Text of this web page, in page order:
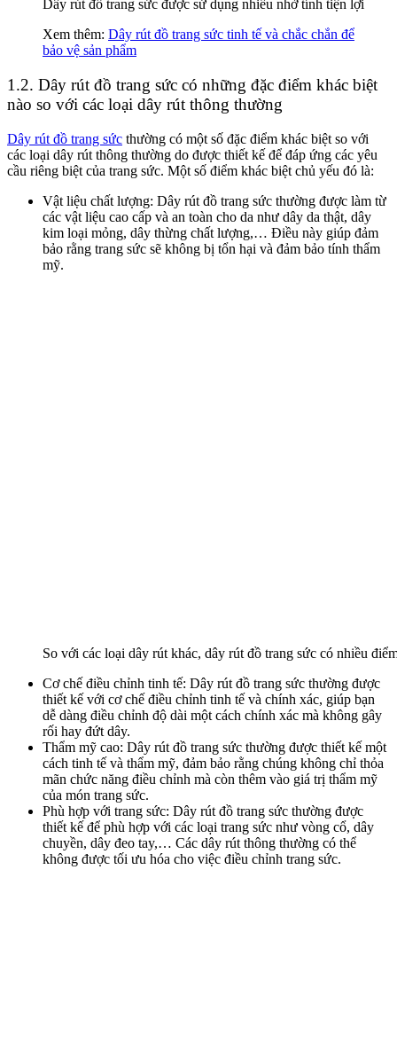
Dây rút đồ trang sức được sử dụng nhiều nhờ tính tiện lợi
Xem thêm: Dây rút đồ trang sức tinh tế và chắc chắn để
bảo vệ sản phẩm
1.2. Dây rút đồ trang sức có những đặc điểm khác biệt
nào so với các loại dây rút thông thường
Dây rút đồ trang sức thường có một số đặc điểm khác biệt so với
các loại dây rút thông thường do được thiết kế để đáp ứng các yêu
cầu riêng biệt của trang sức. Một số điểm khác biệt chủ yếu đó là:
Vật liệu chất lượng: Dây rút đồ trang sức thường được làm từ
các vật liệu cao cấp và an toàn cho da như dây da thật, dây
kim loại mỏng, dây thừng chất lượng,… Điều này giúp đảm
bảo rằng trang sức sẽ không bị tổn hại và đảm bảo tính thẩm
mỹ.
So với các loại dây rút khác, dây rút đồ trang sức có nhiều
Cơ chế điều chỉnh tinh tế: Dây rút đồ trang sức thường được
thiết kế với cơ chế điều chỉnh tinh tế và chính xác, giúp bạn
dễ dàng điều chỉnh độ dài một cách chính xác mà không gây
rối hay đứt dây.
Thẩm mỹ cao: Dây rút đồ trang sức thường được thiết kế một
cách tinh tế và thẩm mỹ, đảm bảo rằng chúng không chỉ thỏa
mãn chức năng điều chỉnh mà còn thêm vào giá trị thẩm mỹ
của món trang sức.
Phù hợp với trang sức: Dây rút đồ trang sức thường được
thiết kế để phù hợp với các loại trang sức như vòng cổ, dây
chuyền, dây đeo tay,… Các dây rút thông thường có thể
không được tối ưu hóa cho việc điều chỉnh trang sức.